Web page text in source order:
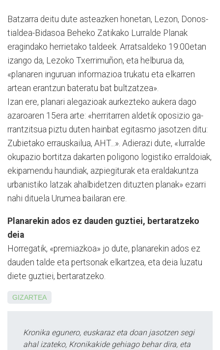
Batzarra deitu dute asteazken honetan, Lezon, Donos­
ti­al­dea-Bidasoa Beheko Zati­ka­ko Lurralde Planak
eragindako herrietako taldeek. Arra­tsaldeko 19:00etan
izango da, Lezoko Txerrimuñon, eta helburua da,
«planaren inguruan informazioa trukatu eta elkarren
artean erantzun bateratu bat bultzatzea».
Izan ere, planari alegazio­ak aurkezteko aukera dago
aza­roaren 15era arte: «he­rri­ta­rren aldetik oposizio ga­
rran­tzitsua piztu duten hainbat egitasmo jasotzen ditu:
Zu­bietako erra­us­­kailua, AHT...». Adierazi dute, «lu­rral­de
okupazio bor­titza da­kar­ten poligono lo­gis­tiko erral­doiak,
ekipamendu haundiak, azpiegiturak eta eral­dakuntza
urbanistiko latzak ahalbidetzen dituzten planak» ezarri
nahi dituela Urumea bailaran ere.
Planarekin ados ez dauden guztiei, bertaratzeko
deia
Horregatik, «premiazkoa» jo dute, planarekin ados ez
dauden talde eta pertsonak elkar­tzea, eta deia luzatu
diete guztiei, bertaratzeko.
GIZARTEA
Kronika egunero, euskaraz eta doan jasotzen segi
ahal izateko, Kronikakide gehiago behar dira, eta